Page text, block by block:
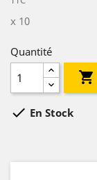
x 10
Quantité

 En Stock